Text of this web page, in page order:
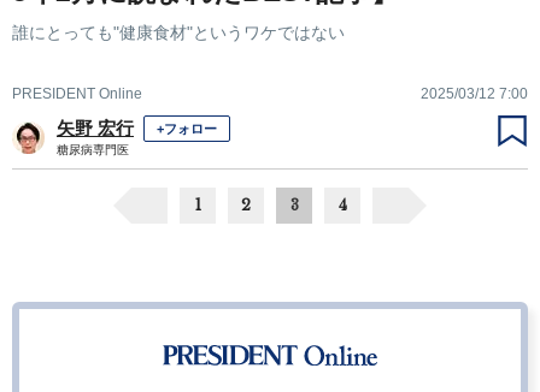
誰にとっても"健康食材"というワケではない
PRESIDENT Online 2025/03/12 7:00
矢野 宏行 +フォロー
糖尿病専門医
1 2 3 4